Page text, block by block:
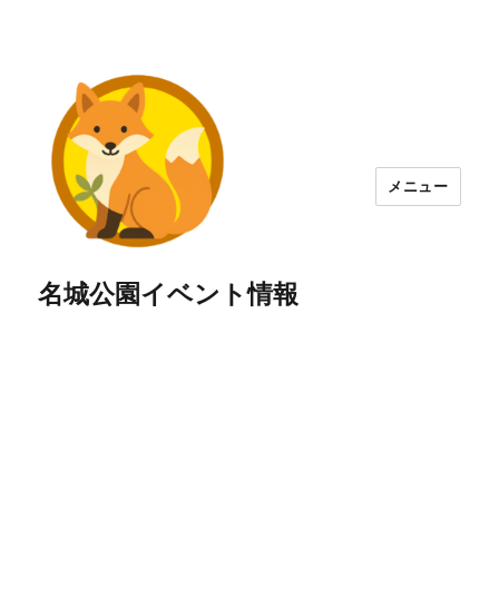
名城公園イベント情報
メニュー